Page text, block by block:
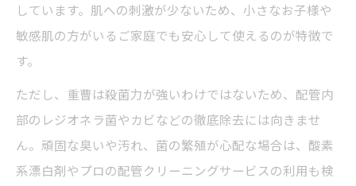
しています。肌への刺激が少ないため、小さなお子様や
敏感肌の方がいるご家庭でも安心して使えるのが特徴で
す。
ただし、重曹は殺菌力が強いわけではないため、配管内
部のレジオネラ菌やカビなどの徹底除去には向きませ
ん。頑固な臭いや汚れ、菌の繁殖が心配な場合は、酸素
系漂白剤やプロの配管クリーニングサービスの利用も検